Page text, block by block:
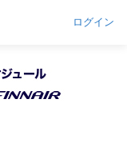
ログイン